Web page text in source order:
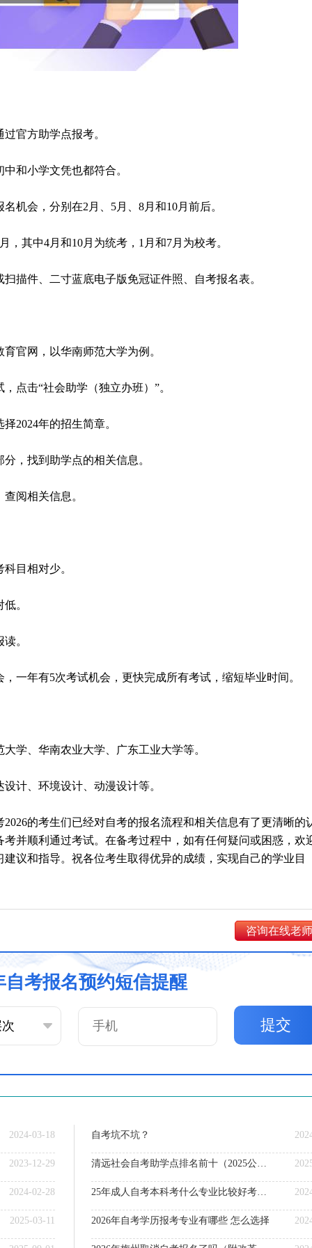
官方助学点报考。
和小学文凭也都符合。
机会，分别在2月、5月、8月和10月前后。
，其中4月和10月为统考，1月和7月为校考。
描件、二寸蓝底电子版免冠证件照、自考报名表。
官网，以华南师范大学为例。
点击“社会助学（独立办班）”。
2024年的招生简章。
，找到助学点的相关信息。
阅相关信息。
目相对少。
。
。
一年有5次考试机会，更快完成所有考试，缩短毕业时间。
学、华南农业大学、广东工业大学等。
计、环境设计、动漫设计等。
的考生们已经对自考的报名流程和相关信息有了更清晰的
并顺利通过考试。在备考过程中，如有任何疑问或困惑，欢
议和指导。祝各位考生取得优异的成绩，实现自己的学业目
咨询在线老师
自考报名预约短信提醒
提交
2024-03-18
2023-12-29
2024-02-28
2025-03-11
自考坑不坑？
2026年自考学历报考专业有哪些 怎么选择